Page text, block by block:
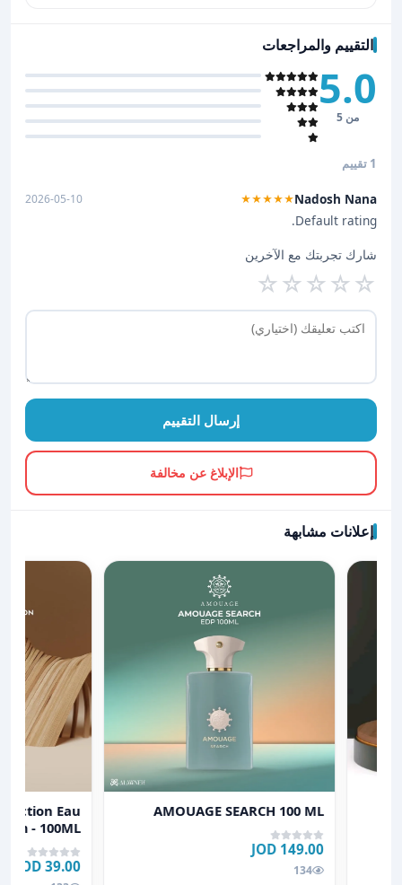
التقييم والمراجعات
5.0
من 5
1 تقييم
Nadosh Nana
★★★★★
2026-05-10
Default rating.
شارك تجربتك مع الآخرين
☆
☆
☆
☆
☆
إرسال التقييم
الإبلاغ عن مخالفة
إعلانات مشابهة
AMOUAGE SEARCH 100 ML
149.00 JOD
134
عرض تفاصيل Dusk The Woods Collection Eau de Parfum - 100ML
Eau
- 100ML
39.00 JOD